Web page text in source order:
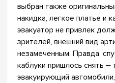
выбран также
накидка, легкое платье и
эвакуатор не привлек
зрителей, внешний вид
незамеченным. Правда,
каблуки пришлось снять –
эвакуирующий